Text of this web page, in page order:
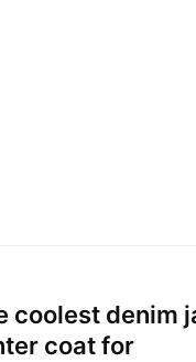
coolest denim
coat for